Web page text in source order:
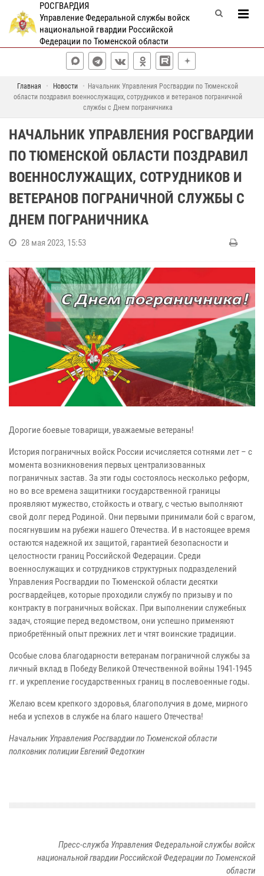
РОСГВАРДИЯ
Управление Федеральной службы войск
национальной гвардии Российской
Федерации по Тюменской области
Главная Новости
Начальник Управления Росгвардии по Тюменской
области поздравил военнослужащих, сотрудников и ветеранов пограничной
службы с Днем пограничника
НАЧАЛЬНИК УПРАВЛЕНИЯ РОСГВАРДИИ
ПО ТЮМЕНСКОЙ ОБЛАСТИ ПОЗДРАВИЛ
ВОЕННОСЛУЖАЩИХ, СОТРУДНИКОВ И
ВЕТЕРАНОВ ПОГРАНИЧНОЙ СЛУЖБЫ С
ДНЕМ ПОГРАНИЧНИКА
28 мая 2023, 15:53
Дорогие боевые товарищи, уважаемые ветераны!
История пограничных войск России исчисляется сотнями лет – с
момента возникновения первых централизованных
пограничных застав. За эти годы состоялось несколько реформ,
но во все времена защитники государственной границы
проявляют мужество, стойкость и отвагу, с честью выполняют
свой долг перед Родиной. Они первыми принимали бой с врагом,
посягнувшим на рубежи нашего Отечества. И в настоящее время
остаются надежной их защитой, гарантией безопасности и
целостности границ Российской Федерации. Среди
военнослужащих и сотрудников структурных подразделений
Управления Росгвардии по Тюменской области десятки
росгвардейцев, которые проходили службу по призыву и по
контракту в пограничных войсках. При выполнении служебных
задач, стоящие перед ведомством, они успешно применяют
приобретённый опыт прежних лет и чтят воинские традиции.
Особые слова благодарности ветеранам пограничной службы за
личный вклад в Победу Великой Отечественной войны 1941-1945
гг. и укрепление государственных границ в послевоенные годы.
Желаю всем крепкого здоровья, благополучия в доме, мирного
неба и успехов в службе на благо нашего Отечества!
Начальник Управления Росгвардии по Тюменской области
полковник полиции Евгений Федоткин
Пресс-служба Управления Федеральной службы войск
национальной гвардии Российской Федерации по Тюменской
области